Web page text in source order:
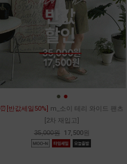
● ●
⏰[반값세일50%] m_소이 테리 와이드 팬츠
[2차 재입고]
35,000원 17,500원